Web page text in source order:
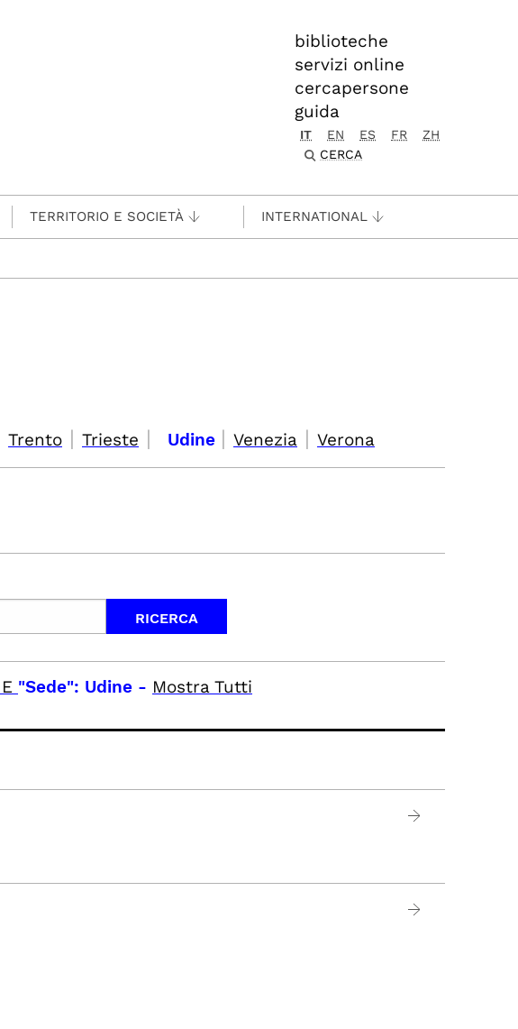
biblioteche
servizi online
cercapersone
guida
IT EN ES FR
ZH
CERCA
TERRITORIO E SOCIETÀ INTERNATIONAL
Trento | Trieste | Udine | Venezia | Verona
E "Sede": Udine - Mostra Tutti